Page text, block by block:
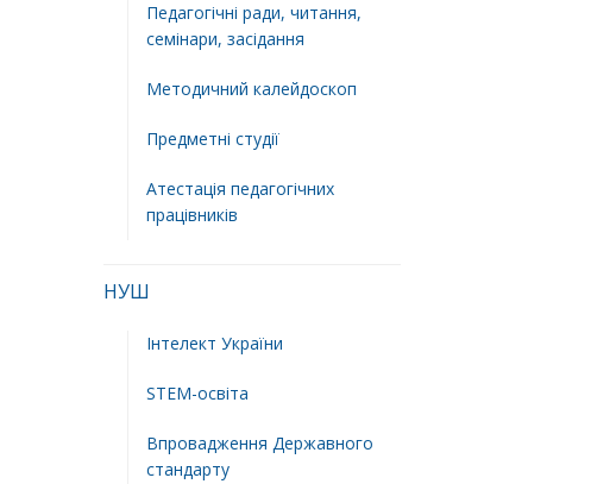
Педагогічні ради, читання,
семінари, засідання
Методичний калейдоскоп
Предметні студії
Атестація педагогічних
працівників
НУШ
Інтелект України
STEM-освіта
Впровадження Державного
стандарту